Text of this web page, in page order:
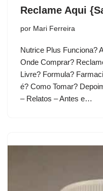
Reclame Aqui
por Mari Ferreira
Nutrice Plus Funciona?
Onde Comprar?
Livre? Formula?
é? Como Tomar?
– Relatos – Antes e…